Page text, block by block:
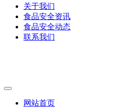
关于我们
食品安全资讯
食品安全动态
联系我们
网站首页